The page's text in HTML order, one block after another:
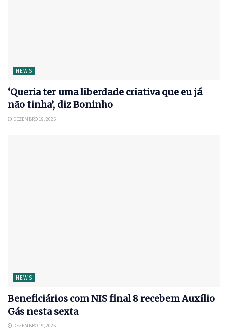
NEWS
‘Queria ter uma liberdade criativa que eu já
não tinha’, diz Boninho
DEZEMBRO 19, 2025
NEWS
Beneficiários com NIS final 8 recebem Auxílio
Gás nesta sexta
DEZEMBRO 19, 2025